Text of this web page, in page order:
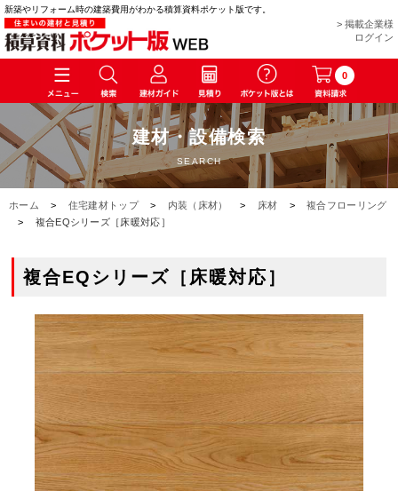
新築やリフォーム時の建築費用がわかる積算資料ポケット版です。
> 掲載企業様
ログイン
0
建材・設備検索
SEARCH
ホーム > 住宅建材トップ > 内装（床材） > 床材 >
複合フローリング
>
複合EQシリーズ［床暖対応］
複合EQシリーズ［床暖対応］